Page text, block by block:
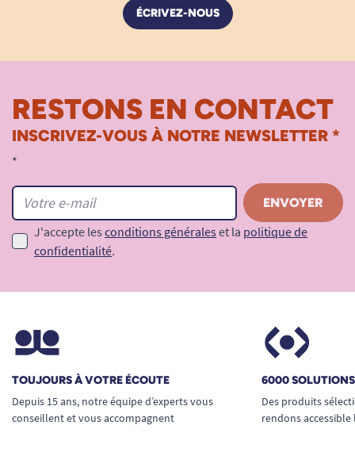
ÉCRIVEZ-NOUS
RESTONS EN CONTACT
INSCRIVEZ-VOUS À NOTRE NEWSLETTER *
*
J'accepte les conditions générales et la politique de
confidentialité.
TOUJOURS À VOTRE ÉCOUTE
Depuis 15 ans, notre équipe d’experts vous
conseillent et vous accompagnent
6000
Des produits
rendons